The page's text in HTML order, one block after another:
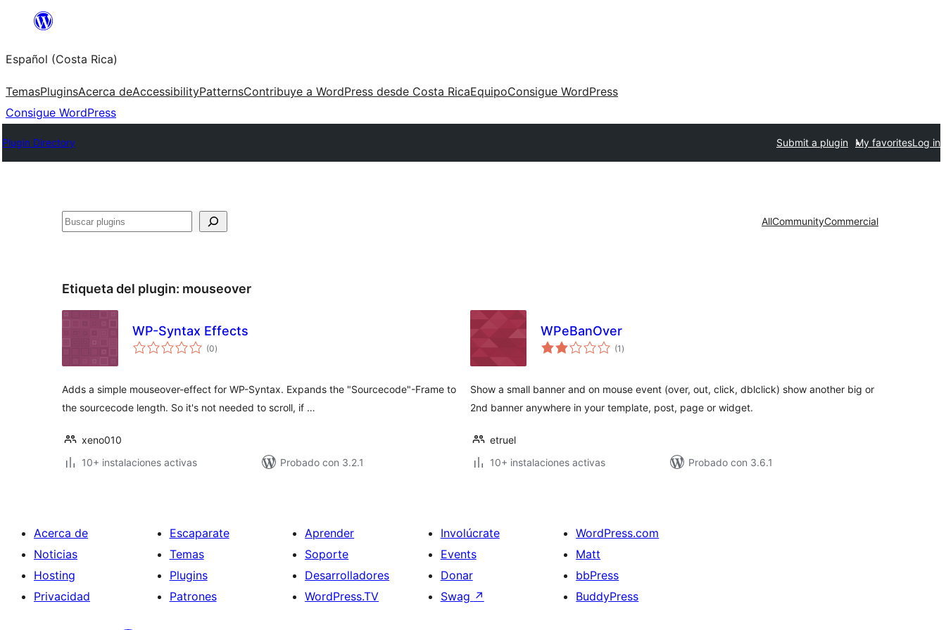
Saltar
contenido
Español (Costa Rica)
TemasPluginsAcerca deAccessibilityPatternsContribuye a WordPress desde Costa RicaEquipoConsigue WordPress
Consigue WordPress
Plugin Directory Submit a plugin My favoritesLog in
Buscar AllCommunityCommercial
Etiqueta del plugin: mouseover
WP-Syntax Effects
(0total
de
)
Adds a simple mouseover-effect for WP-Syntax. Expands the "Sourcecode"-Frame to
the sourcecode length. So it's not needed to scroll, if …
xeno010
10+ instalaciones activas
Probado con 3.2.1
WPeBanOver
(1 total
de
)
Show a small banner and on mouse event (over, out, click, dblclick) show another big or
2nd banner anywhere in your template, post, page or widget.
etruel
10+ instalaciones activas
Probado con 3.6.1
Acerca de
Noticias
Hosting
Privacidad
Escaparate
Temas
Plugins
Patrones
Aprender
Soporte
Desarrolladores
WordPress.TV
Involúcrate
Events
Donar
Swag ↗
WordPress.com
Matt
bbPress
BuddyPress